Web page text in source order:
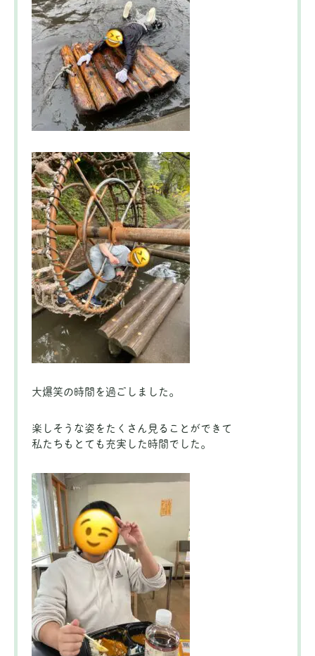
大爆笑の時間を過ごしました。
楽しそうな姿をたくさん見ることができて
私たちもとても充実した時間でした。